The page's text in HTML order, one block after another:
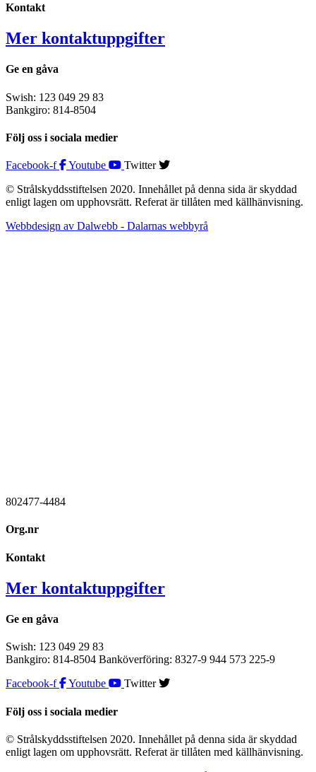
Kontakt
Mer kontaktuppgifter
Ge en gåva
Swish: 123 049 29 83
Bankgiro: 814-8504
Följ oss i sociala medier
Facebook-f Youtube
Twitter
© Strålskyddsstiftelsen 2020. Innehållet på denna sida är skyddad
enligt lagen om upphovsrätt. Referat är tillåten med källhänvisning.
Webbdesign av Dalwebb - Dalarnas webbyrå
802477-4484
Org.nr
Kontakt
Mer kontaktuppgifter
Ge en gåva
Swish: 123 049 29 83
Bankgiro: 814-8504 Banköverföring: 8327-9 944 573 225-9
Facebook-f
Youtube Twitter
Följ oss i sociala medier
© Strålskyddsstiftelsen 2020. Innehållet på denna sida är skyddad
enligt lagen om upphovsrätt. Referat är tillåten med källhänvisning.